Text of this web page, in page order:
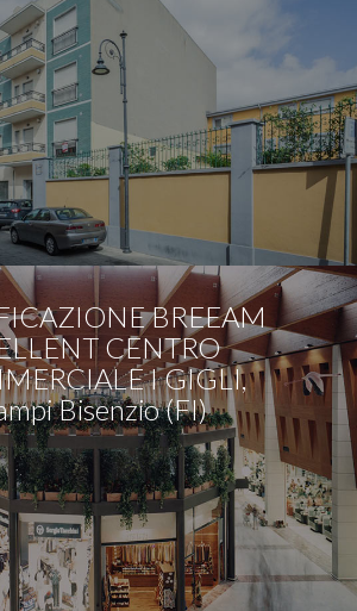
BREEAM
CENTRO
I GIGLI,
Bisenzio (FI)